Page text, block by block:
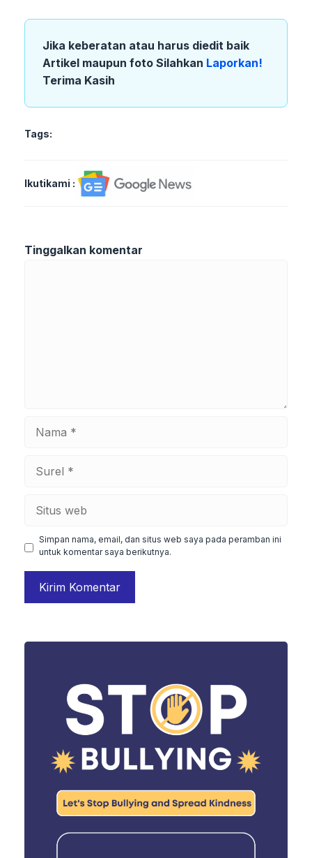
Jika keberatan atau harus diedit baik
Artikel maupun foto Silahkan Laporkan!
Terima Kasih
Tags:
Ikutikami :
Tinggalkan komentar
Simpan nama, email, dan situs web saya pada peramban ini
untuk komentar saya berikutnya.